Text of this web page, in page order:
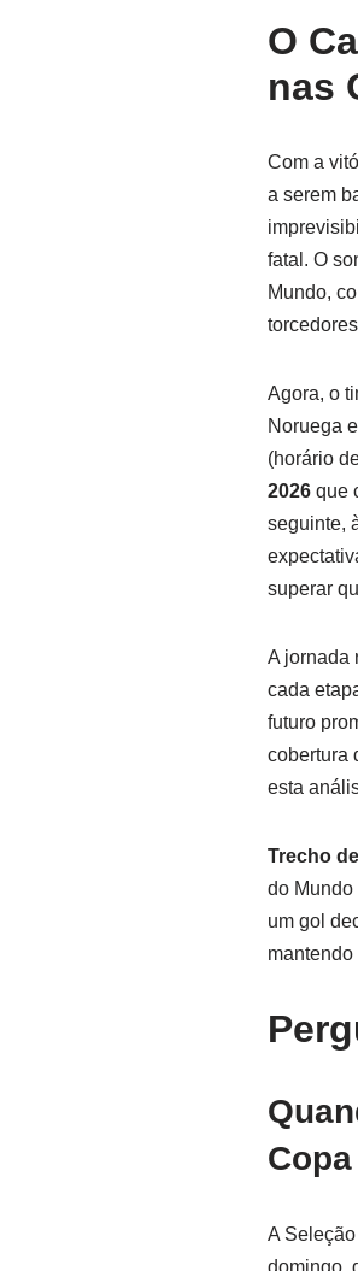
O
nas
Com a
a serem
fatal. O
Mundo,
Agora, o
Noruega
(horário
2026 que
seguinte,
superar
A jornada
cada
futuro
cobertura
esta
Trecho
do Mundo
um gol
A
domingo,